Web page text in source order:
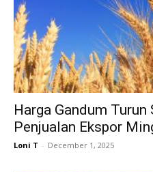
Harga Gandum
Penjualan Ekspor
Loni T - December 1, 2025